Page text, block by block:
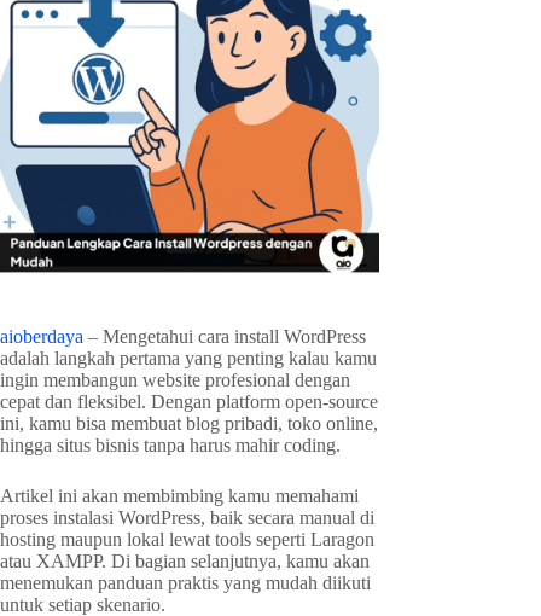
aioberdaya – Mengetahui cara install WordPress
adalah langkah pertama yang penting kalau kamu
ingin membangun website profesional dengan
cepat dan fleksibel. Dengan platform open-source
ini, kamu bisa membuat blog pribadi, toko online,
hingga situs bisnis tanpa harus mahir coding.
Artikel ini akan membimbing kamu memahami
proses instalasi WordPress, baik secara manual di
hosting maupun lokal lewat tools seperti Laragon
atau XAMPP. Di bagian selanjutnya, kamu akan
menemukan panduan praktis yang mudah diikuti
untuk setiap skenario.